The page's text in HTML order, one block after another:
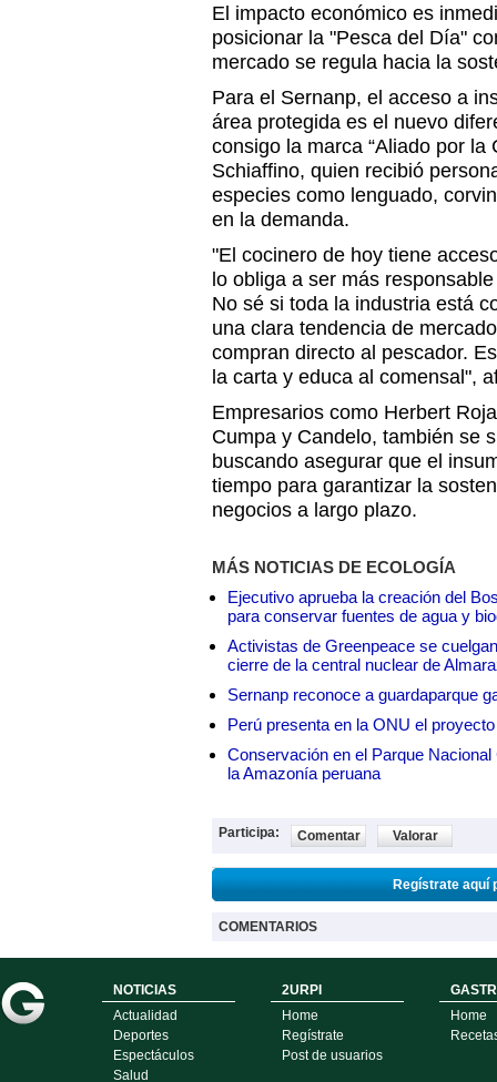
El impacto económico es
posicionar la "Pesca del Día"
mercado se regula hacia la
Para el Sernanp, el acceso a
área protegida es el nuevo
consigo la marca “Aliado por la
Schiaffino, quien recibió
especies como lenguado,
en la demanda.
"El cocinero de hoy tiene
lo obliga a ser más
No sé si toda la industria está
una clara tendencia de
compran directo al pescador.
la carta y educa al comensal",
Empresarios como Herbert
Cumpa y Candelo, también se
buscando asegurar que el
tiempo para garantizar la
negocios a largo plazo.
MÁS NOTICIAS DE ECOLOGÍA
Ejecutivo aprueba la creación del
para conservar fuentes de agua y
Activistas de Greenpeace se
cierre de la central nuclear de
Sernanp reconoce a guardaparque
Perú presenta en la ONU el
Conservación en el Parque
la Amazonía peruana
Participa: Comentar Valorar
Regístrate aquí
COMENTARIOS
NOTICIAS
Actualidad
Deportes
Espectáculos
Salud
2URPI
Home
Regístrate
Post de usuarios
Home